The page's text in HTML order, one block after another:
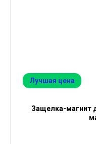
Лучшая цена
Защелка-магнит